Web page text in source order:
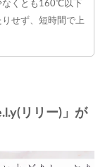
なくとも160℃以下
せず、短時間で上
リリー)」が